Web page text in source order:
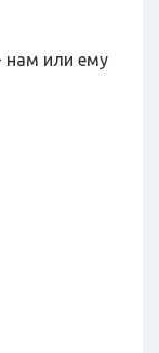
нам или ему